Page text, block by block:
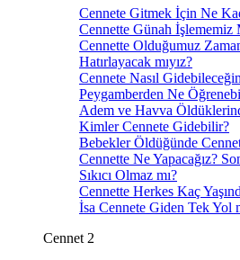
Cennete Gitmek İçin Ne
Cennette Günah İşlememiz
Cennette Olduğumuz
Hatırlayacak mıyız?
Cennete Nasıl
Peygamberden Ne
Adem ve Havva
Kimler Cennete Gidebilir?
Bebekler Öldüğünde
Cennette Ne Yapacağız?
Sıkıcı Olmaz mı?
Cennette Herkes Kaç
İsa Cennete Giden Tek Yol
Cennet 2